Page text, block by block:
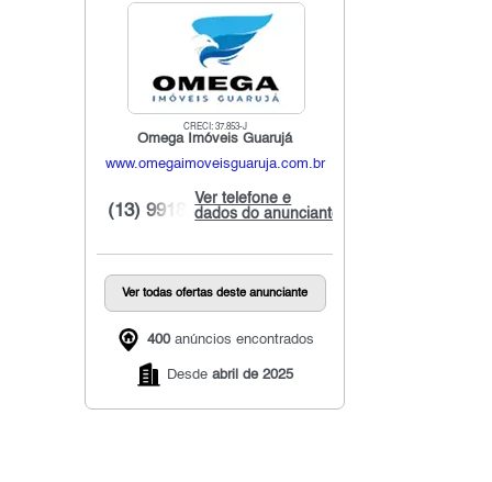
CRECI: 37.853-J
Omega Imóveis Guarujá
www.omegaimoveisguaruja.com.br
Ver telefone e
dados do anunciante
(13) 9918...
Ver todas ofertas deste anunciante
400anúncios encontrados
Desdeabril de 2025